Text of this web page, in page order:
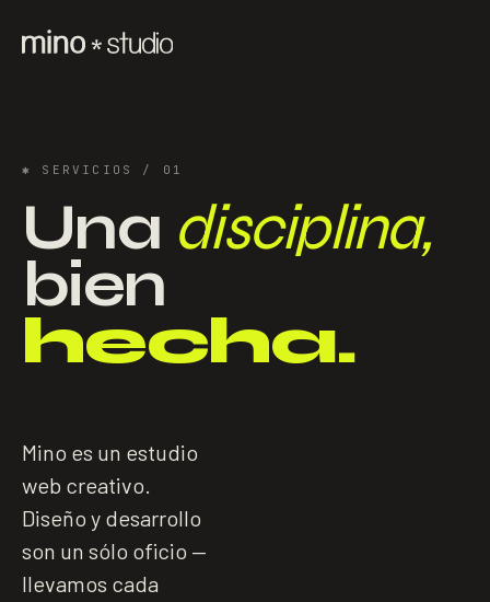
✱ SERVICIOS / 01
Una disciplina,
bien
hecha.
Mino es un estudio
web creativo.
Diseño y desarrollo
son un sólo oficio —
llevamos cada